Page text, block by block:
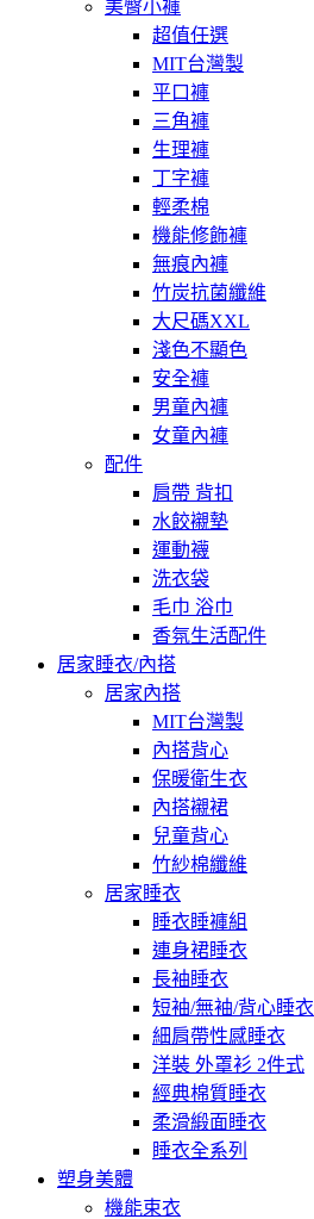
美臀小褲
超值任選
MIT台灣製
平口褲
三角褲
生理褲
丁字褲
輕柔棉
機能修飾褲
無痕內褲
竹炭抗菌纖維
大尺碼XXL
淺色不顯色
安全褲
男童內褲
女童內褲
配件
肩帶 背扣
水餃襯墊
運動襪
洗衣袋
毛巾 浴巾
香氛生活配件
居家睡衣/內搭
居家內搭
MIT台灣製
內搭背心
保暖衛生衣
內搭襯裙
兒童背心
竹紗棉纖維
居家睡衣
睡衣睡褲組
連身裙睡衣
長袖睡衣
短袖/無袖/背心睡衣
細肩帶性感睡衣
洋裝 外罩衫 2件式
經典棉質睡衣
柔滑緞面睡衣
睡衣全系列
塑身美體
機能束衣